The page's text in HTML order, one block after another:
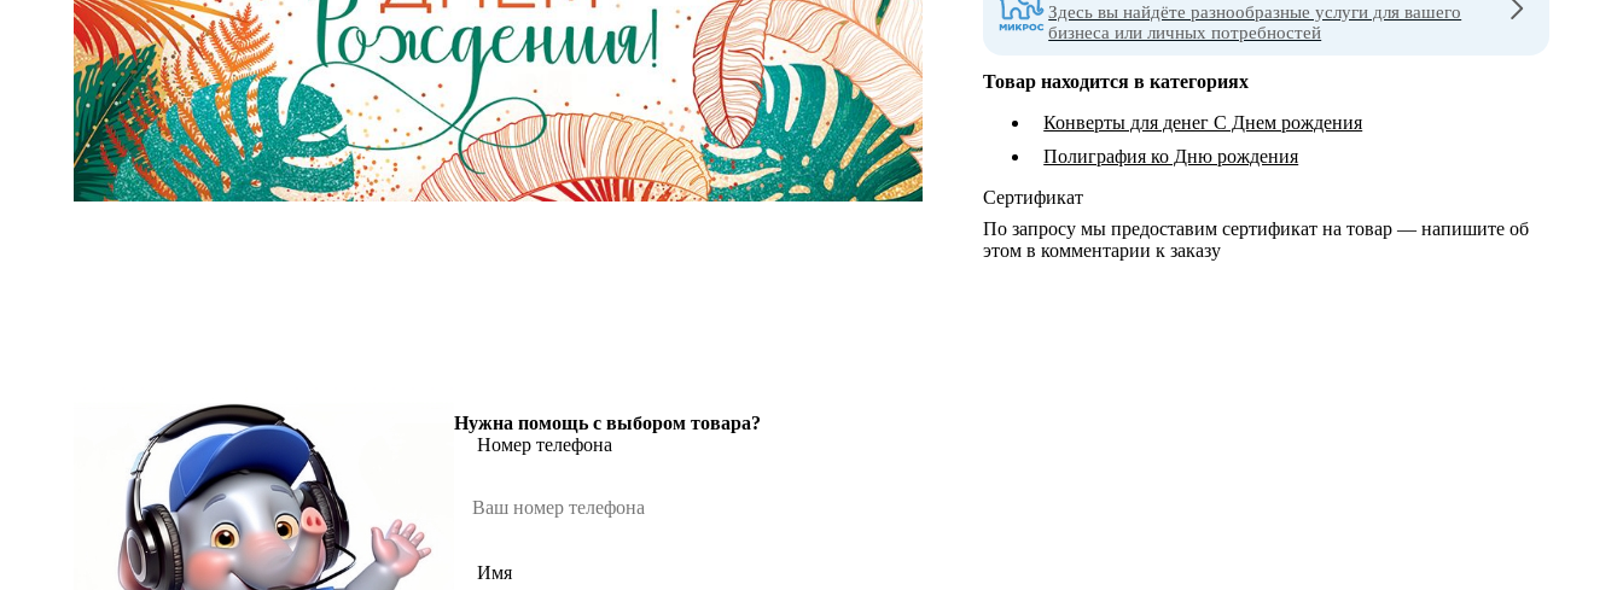
Нужна помощь с выбором товара?
Номер телефона
Имя
Здесь вы найдёте разнообразные услуги для вашего
бизнеса или личных потребностей
Товар находится в категориях
Конверты для денег С Днем рождения
Полиграфия ко Дню рождения
Сертификат
По запросу мы предоставим сертификат на товар — напишите об
этом в комментарии к заказу